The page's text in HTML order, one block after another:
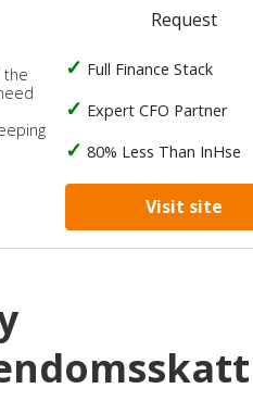
the
Request
Full Finance Stack
Expert CFO Partner
80% Less Than InHse
Visit site